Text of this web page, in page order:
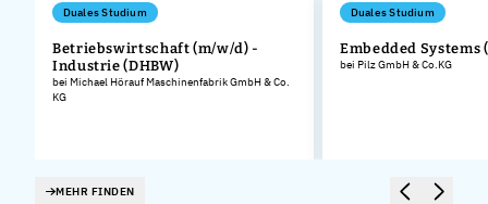
Duales Studium
Betriebswirtschaft (m/w/d) -
Industrie (DHBW)
bei Michael Hörauf Maschinenfabrik GmbH & Co.
KG
Duales Studium
Embedded Systems
bei Pilz GmbH & Co.KG
MEHR FINDEN